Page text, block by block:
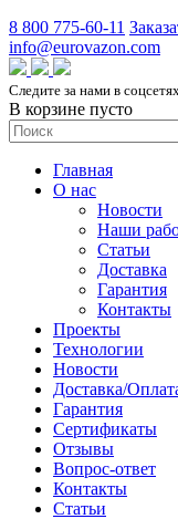
8 800 775-60-11
info@eurovazon.com
Следите за нами в
В корзине пусто
Главная
О нас
Новости
Наши
Статьи
Доставка
Гарантия
Контакты
Проекты
Технологии
Новости
Доставка/
Гарантия
Сертификаты
Отзывы
Вопрос-ответ
Контакты
Статьи